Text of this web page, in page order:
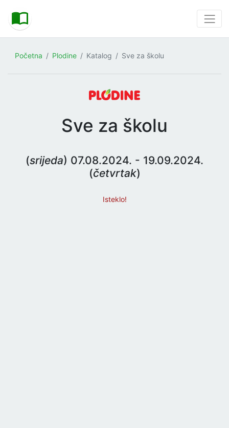
Početna Plodine Katalog Sve za školu
Sve za školu
(srijeda) 07.08.2024. - 19.09.2024.
(četvrtak)
Isteklo!